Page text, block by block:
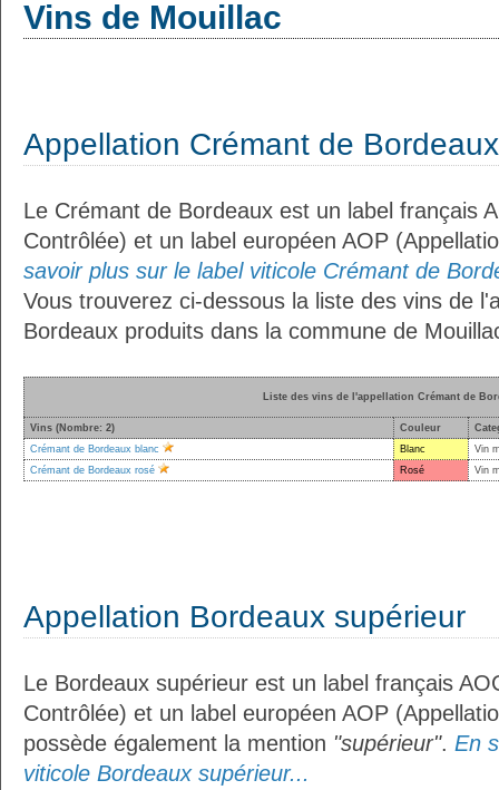
Vins de Mouillac
Appellation Crémant de Bordeaux
Le Crémant de Bordeaux est un label français
Contrôlée) et un label européen AOP
savoir plus sur le label viticole Crémant de
Vous trouverez ci-dessous la liste des vins de
Bordeaux produits dans la commune de
Liste des vins de l'appellation Crémant de
Vins (Nombre: 2) Couleur
Crémant de Bordeaux blanc
Blanc
Vin
Crémant de Bordeaux rosé
Rosé Vin
Appellation Bordeaux supérieur
Le Bordeaux supérieur est un label français
Contrôlée) et un label européen AOP
possède également la mention "supérieur". En
viticole Bordeaux supérieur...